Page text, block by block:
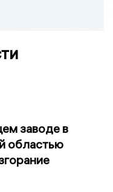
заводе в
областью